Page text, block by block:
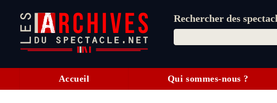
Rechercher des
Accueil Qui sommes-nous ?